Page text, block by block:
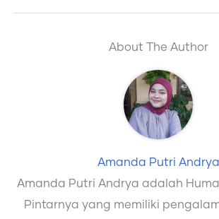
About The Author
Amanda Putri Andrya
Amanda Putri Andrya adalah
Pintarnya yang memiliki